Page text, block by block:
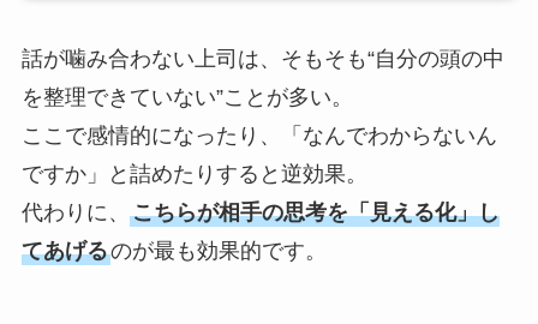
話が噛み合わない上司は、そもそも“自分の頭の中
を整理できていない”ことが多い。
ここで感情的になったり、「なんでわからないん
ですか」と詰めたりすると逆効果。
代わりに、 こちらが相手の思考を「見える化」し
てあげるのが最も効果的です。